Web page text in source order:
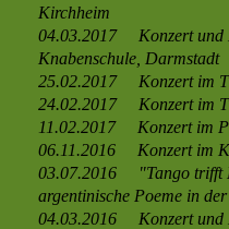
Kirchheim
04.03.2017 Konzert und
Knabenschule, Darmstadt
25.02.2017 Konzert im
24.02.2017 Konzert im
11.02.2017 Konzert im
06.11.2016 Konzert im
03.07.2016 "Tango trifft
argentinische Poeme in
04.03.2016 Konzert und